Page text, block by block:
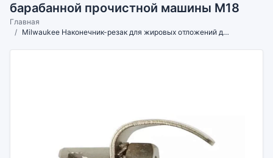
барабанной прочистной машины М18
Главная
Milwaukee Наконечник-резак для жировых отложений для ручной барабанной прочистной машины М18